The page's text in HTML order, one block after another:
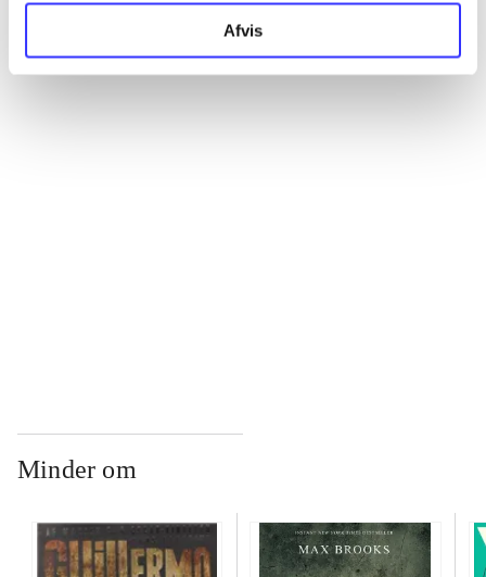
Afvis
Minder om